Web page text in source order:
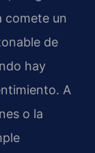
comete un
de
hay
A
o la